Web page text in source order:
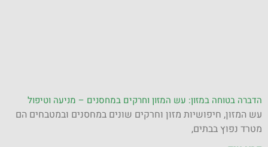
הדברה בטוחה במזון: עש המזון וחרקים במחסנים – מניעה וטיפול
עש המזון, חיפושיות מזון וחרקים שונים במחסנים ובמטבחים הם
מטרד נפוץ בבתים,